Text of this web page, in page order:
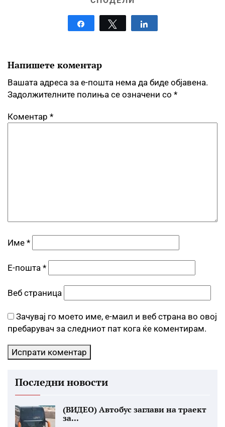
Tweet
Напишете коментар
Вашата адреса за е-пошта нема да биде објавена.
Задолжителните полиња се означени со *
Коментар *
Име *
Е-пошта *
Веб страница
Зачувај го моето име, е-маил и веб страна во овој
пребарувач за следниот пат кога ќе коментирам.
Последни новости
(ВИДЕО) Автобус заглави на траект
за...